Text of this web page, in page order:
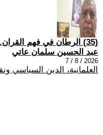
(35) الرطان في فهم القران.....6
عبد الحسين سلمان عاتي
2026 / 8 / 7
العلمانية، الدين السياسي